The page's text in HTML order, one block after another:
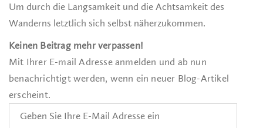
Um durch die Langsamkeit und die Achtsamkeit des
Wanderns letztlich sich selbst näherzukommen.
Keinen Beitrag mehr verpassen!
Mit Ihrer E-mail Adresse anmelden und ab nun
benachrichtigt werden, wenn ein neuer Blog-Artikel
erscheint.